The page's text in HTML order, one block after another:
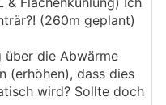
(260m geplant)
über die Abwärme
(erhöhen), dass dies
wird? Sollte doch